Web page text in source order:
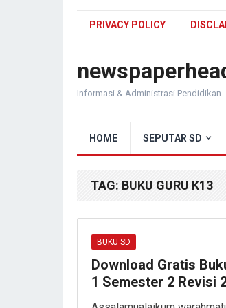
PRIVACY POLICY
Informasi & Administrasi Pendidikan
HOME SEPUTAR SD
TAG: BUKU GURU K13
BUKU SD
Download Gratis
1 Semester 2 Revisi